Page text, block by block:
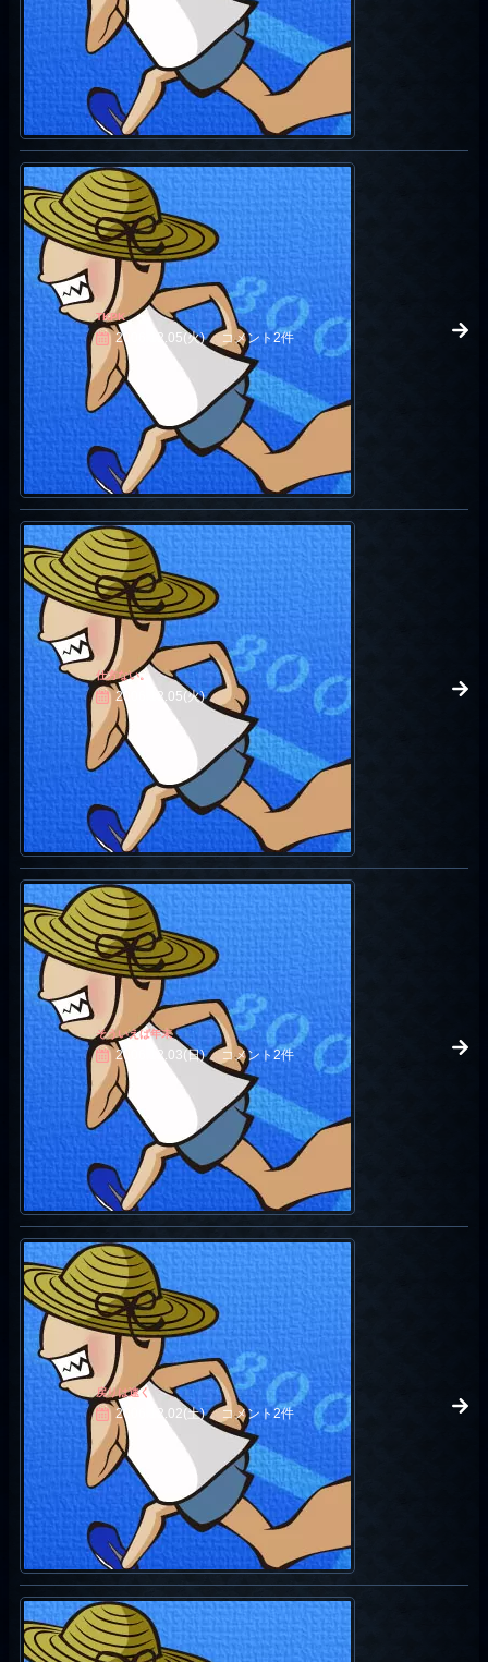
TKPK
2006.12.05(火) コメント2件
仕方ない。
2006.12.05(火)
そういえば年末
2006.12.03(日) コメント2件
戻りは速く
2006.12.02(土) コメント2件